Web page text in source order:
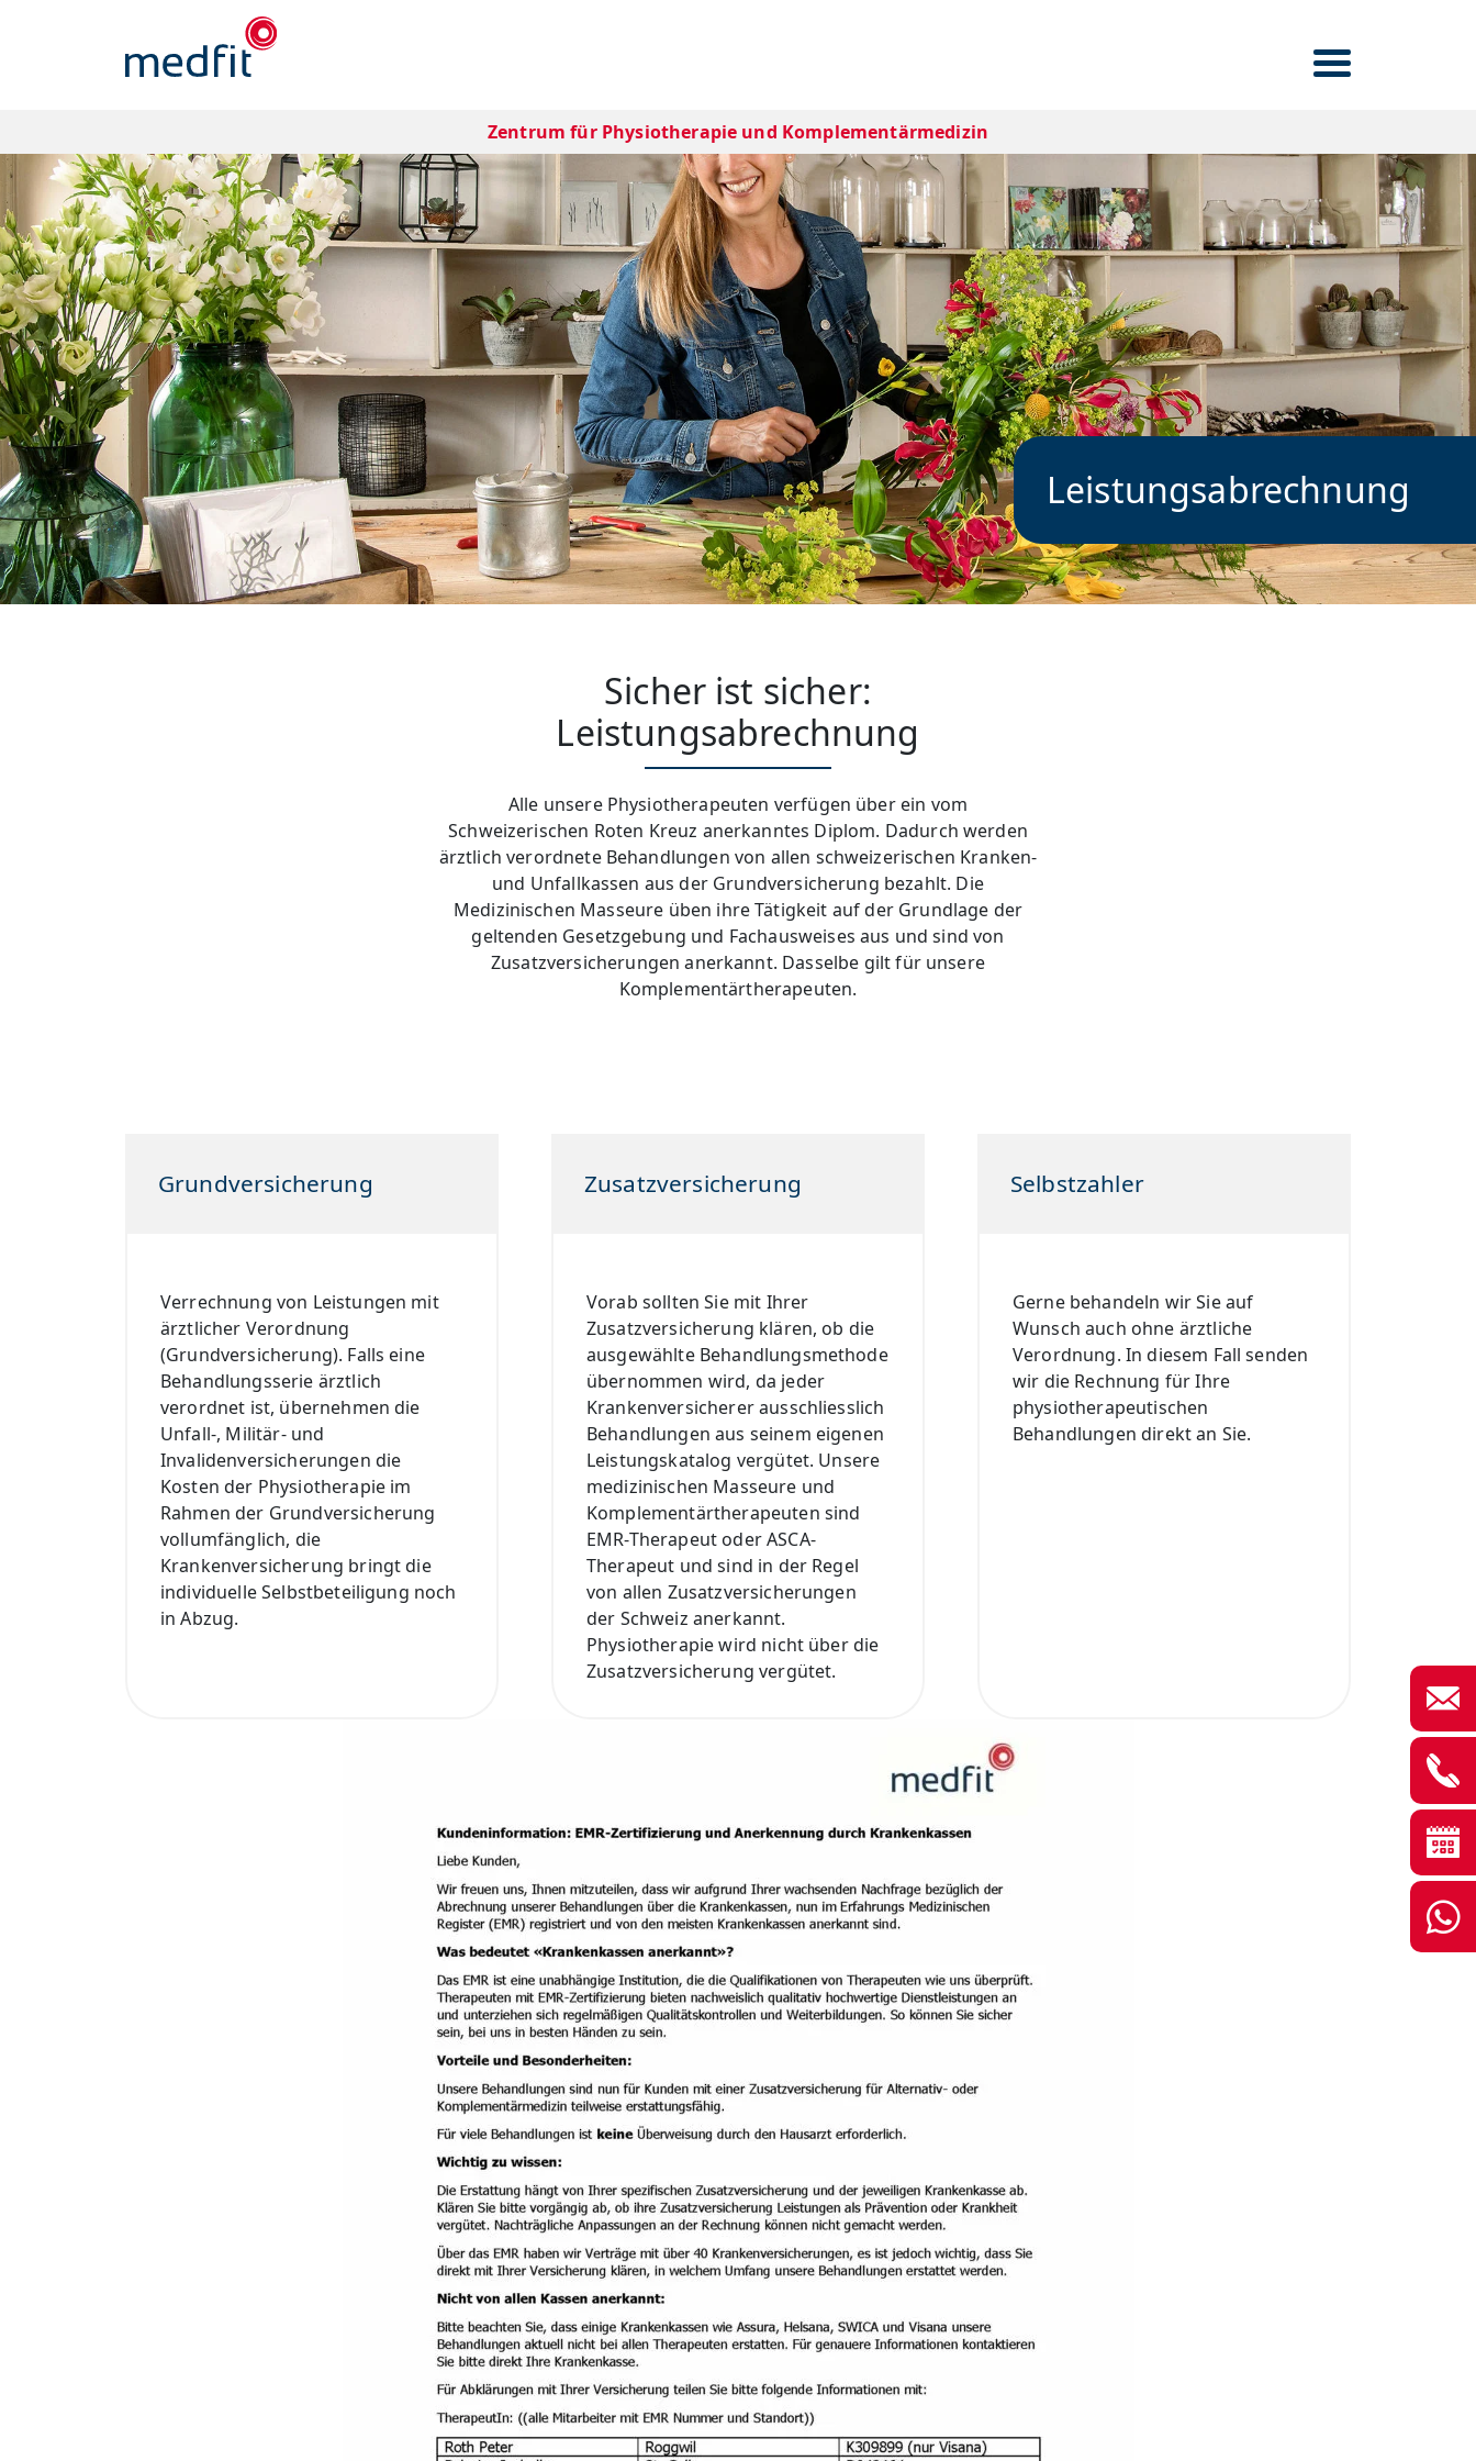
Zentrum für Physiotherapie und Komplementärmedizin
Leistungsabrechnung
Sicher ist sicher:
Leistungsabrechnung
Alle unsere Physiotherapeuten verfügen über ein vom
Schweizerischen Roten Kreuz anerkanntes Diplom. Dadurch werden
ärztlich verordnete Behandlungen von allen schweizerischen Kranken-
und Unfallkassen aus der Grundversicherung bezahlt. Die
Medizinischen Masseure üben ihre Tätigkeit auf der Grundlage der
geltenden Gesetzgebung und Fachausweises aus und sind von
Zusatzversicherungen anerkannt. Dasselbe gilt für unsere
Komplementärtherapeuten.
Grundversicherung
Verrechnung von Leistungen mit
ärztlicher Verordnung
(Grundversicherung). Falls eine
Behandlungsserie ärztlich
verordnet ist, übernehmen die
Unfall-, Militär- und
Invalidenversicherungen die
Kosten der Physiotherapie im
Rahmen der Grundversicherung
vollumfänglich, die
Krankenversicherung bringt die
individuelle Selbstbeteiligung noch
in Abzug.
Zusatzversicherung
Vorab sollten Sie mit Ihrer
Zusatzversicherung klären, ob die
ausgewählte Behandlungsmethode
übernommen wird, da jeder
Krankenversicherer ausschliesslich
Behandlungen aus seinem eigenen
Leistungskatalog vergütet. Unsere
medizinischen Masseure und
Komplementärtherapeuten sind
EMR-Therapeut oder ASCA-
Therapeut und sind in der Regel
von allen Zusatzversicherungen
der Schweiz anerkannt.
Physiotherapie wird nicht über die
Zusatzversicherung vergütet.
Selbstzahler
Gerne behandeln wir Sie auf
Wunsch auch ohne ärztliche
Verordnung. In diesem Fall senden
wir die Rechnung für Ihre
physiotherapeutischen
Behandlungen direkt an Sie.